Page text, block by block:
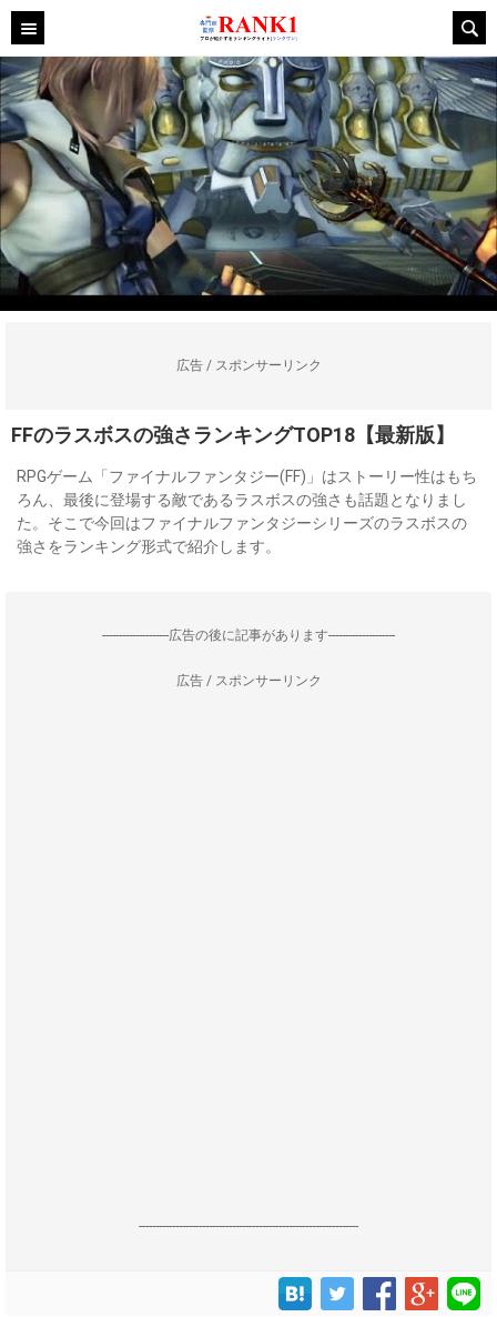
広告 / スポンサーリンク
FFのラスボスの強さランキングTOP18【最新版】
RPGゲーム「ファイナルファンタジー(FF)」はストーリー性はもち
ろん、最後に登場する敵であるラスボスの強さも話題となりまし
た。そこで今回はファイナルファンタジーシリーズのラスボスの
強さをランキング形式で紹介します。
--------------------広告の後に記事があります--------------------
広告 / スポンサーリンク
------------------------------------------------------------------